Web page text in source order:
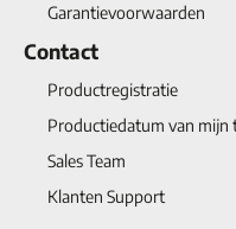
Garantievoorwaarden
Contact
Productregistratie
Productiedatum van mijn
Sales Team
Klanten Support